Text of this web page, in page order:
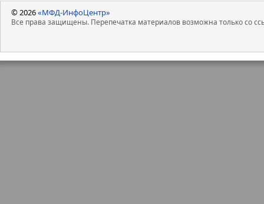
© 2026«МФД-ИнфоЦентр»
Все права защищены. Перепечатка материалов возможна только со